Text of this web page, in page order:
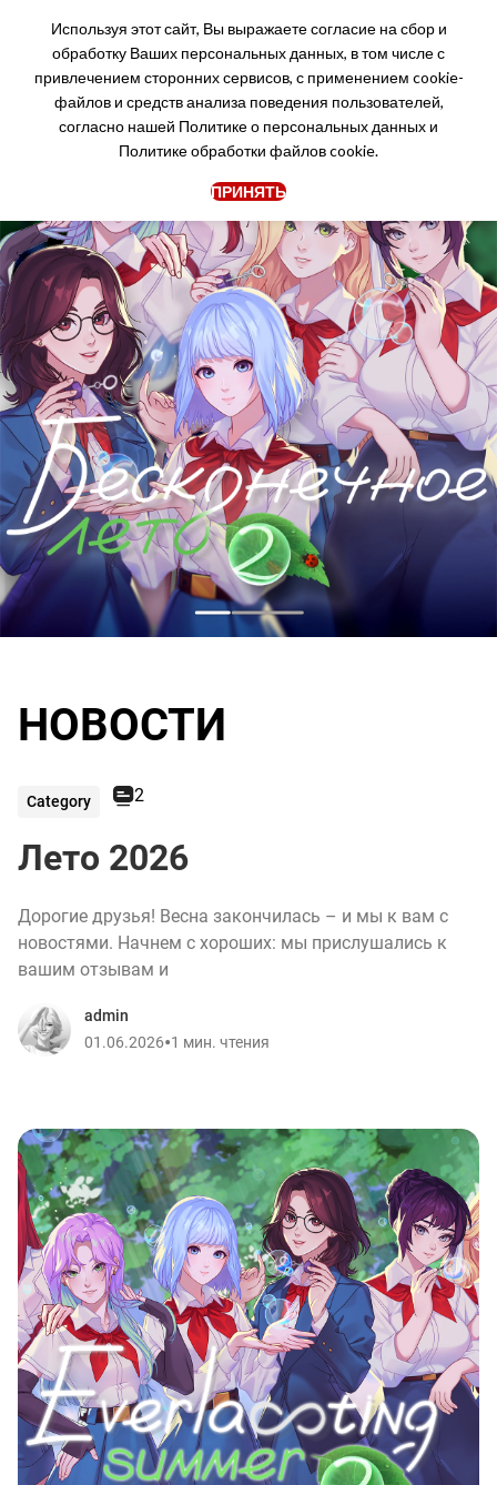
НОВОСТИ
Category 2
Лето 2026
Дорогие друзья! Весна закончилась – и мы к вам с
новостями. Начнем с хороших: мы прислушались к
вашим отзывам и
admin
01.06.2026•1 мин. чтения
Используя этот сайт, Вы выражаете согласие на сбор и
обработку Ваших персональных данных, в том числе с
привлечением сторонних сервисов, с применением cookie-
файлов и средств анализа поведения пользователей,
согласно нашей Политике о персональных данных и
Политике обработки файлов cookie.
ПРИНЯТЬ